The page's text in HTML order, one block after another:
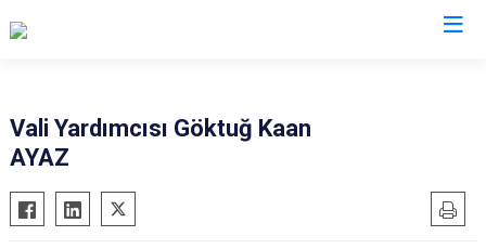
Vali Yardımcısı Göktuğ Kaan
AYAZ